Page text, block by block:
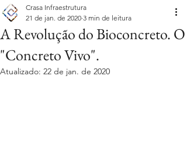
A Revolução do Bioconcreto. O
"Concreto Vivo".
Crasa Infraestrutura
21 de jan. de 2020 3 min de leitura
Atualizado: 22 de jan. de 2020